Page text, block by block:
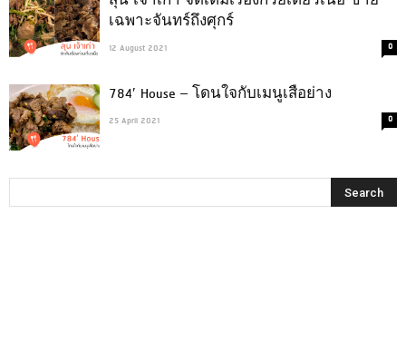
เฉพาะจันทร์ถึงศุกร์
12 August 2021 0
784′ House – โดนใจกับเมนูเสือย่าง
25 April 2021 0